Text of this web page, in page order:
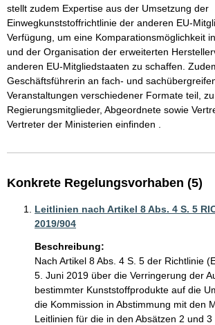
stellt zudem Expertise aus der Umsetzung der
Einwegkunststoffrichtlinie der anderen EU-
Verfügung, um eine Komparationsmöglichkeit
und der Organisation der erweiterten
anderen EU-Mitgliedstaaten zu schaffen.
Geschäftsführerin an fach- und
Veranstaltungen verschiedener Formate teil,
Regierungsmitglieder, Abgeordnete sowie
Vertreter der Ministerien einfinden .
Konkrete Regelungsvorhaben (5)
Leitlinien nach Artikel 8 Abs. 4 S. 5
2019/904
Beschreibung:
Nach Artikel 8 Abs. 4 S. 5 der Richtlinie
5. Juni 2019 über die Verringerung der
bestimmter Kunststoffprodukte auf die
die Kommission in Abstimmung mit den
Leitlinien für die in den Absätzen 2 und